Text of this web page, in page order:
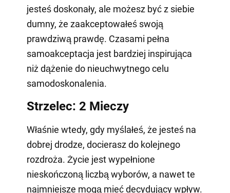
jesteś doskonały, ale możesz być z siebie
dumny, że zaakceptowałeś swoją
prawdziwą prawdę. Czasami pełna
samoakceptacja jest bardziej inspirująca
niż dążenie do nieuchwytnego celu
samodoskonalenia.
Strzelec: 2 Mieczy
Właśnie wtedy, gdy myślałeś, że jesteś na
dobrej drodze, docierasz do kolejnego
rozdroża. Życie jest wypełnione
nieskończoną liczbą wyborów, a nawet te
najmniejsze mogą mieć decydujący wpływ.